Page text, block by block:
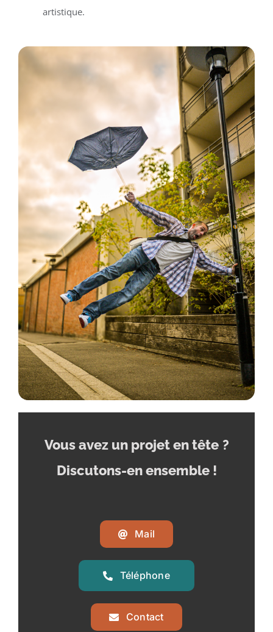
artistique.
Vous avez un projet en tête ?
Discutons-en ensemble !
Mail
Téléphone
Contact